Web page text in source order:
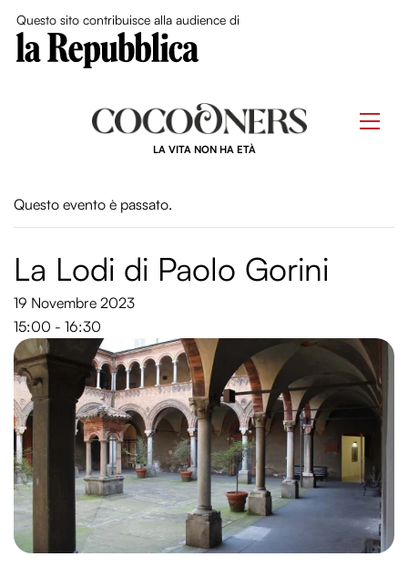
Questo sito contribuisce alla audience di
LA VITA NON HA ETÀ
Questo evento è passato.
La Lodi di Paolo Gorini
19 Novembre 2023
15:00 - 16:30